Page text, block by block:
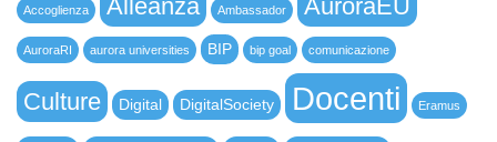
Accoglienza Alleanza Ambassador AuroraEU
AuroraRI aurora universities BIP bip goal comunicazione
Culture Digital DigitalSociety Docenti Eramus